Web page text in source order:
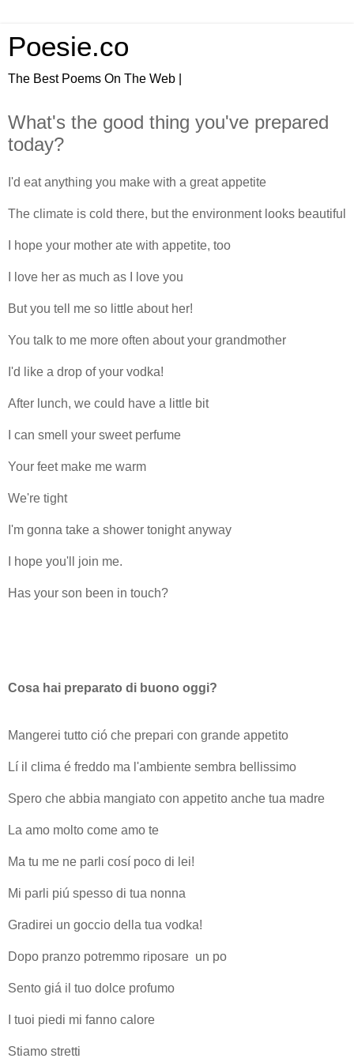
Poesie.co
The Best Poems On The Web |
What's the good thing you've prepared
today?
I'd eat anything you make with a great appetite
The climate is cold there, but the environment looks beautiful
I hope your mother ate with appetite, too
I love her as much as I love you
But you tell me so little about her!
You talk to me more often about your grandmother
I'd like a drop of your vodka!
After lunch, we could have a little bit
I can smell your sweet perfume
Your feet make me warm
We're tight
I'm gonna take a shower tonight anyway
I hope you'll join me.
Has your son been in touch?
Cosa hai preparato di buono oggi?
Mangerei tutto ció che prepari con grande appetito
Lí il clima é freddo ma l'ambiente sembra bellissimo
Spero che abbia mangiato con appetito anche tua madre
La amo molto come amo te
Ma tu me ne parli cosí poco di lei!
Mi parli piú spesso di tua nonna
Gradirei un goccio della tua vodka!
Dopo pranzo potremmo riposare un po
Sento giá il tuo dolce profumo
I tuoi piedi mi fanno calore
Stiamo stretti